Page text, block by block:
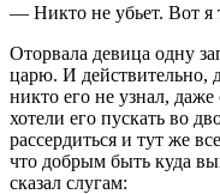
— Никто не убьет. Вот я
Оторвала девица одну
царю. И действительно,
никто его не узнал,
хотели его пускать во
рассердиться и тут же
что добрым быть куда
сказал слугам: